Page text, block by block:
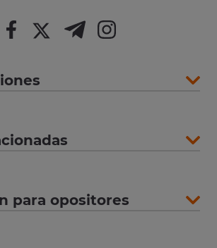
para opositores